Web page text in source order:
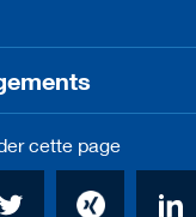
cette page